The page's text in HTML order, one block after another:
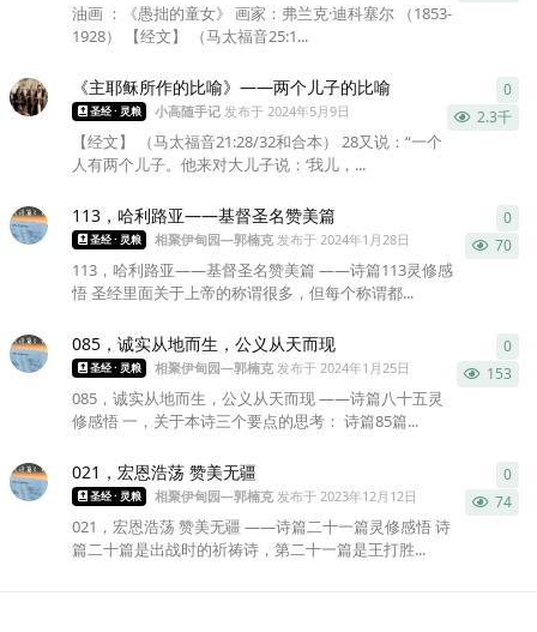
油画 ：《愚拙的童女》 画家：弗兰克·迪科塞尔 （1853-
1928） 【经文】 （马太福音25:1...
《主耶稣所作的比喻》——两个儿子的比喻
圣经 · 灵粮 小高随手记 发布于 2024年5月9日 2.3千
【经文】 （马太福音21:28/32和合本） 28又说：“一个
人有两个儿子。他来对大儿子说：‘我儿，...
0
113，哈利路亚——基督圣名赞美篇
圣经 · 灵粮 相聚伊甸园—郭楠克 发布于 2024年1月28日 70
113，哈利路亚——基督圣名赞美篇 ——诗篇113灵修感
悟 圣经里面关于上帝的称谓很多，但每个称谓都...
0
085，诚实从地而生，公义从天而现
圣经 · 灵粮 相聚伊甸园—郭楠克 发布于 2024年1月25日 153
085，诚实从地而生，公义从天而现 ——诗篇八十五灵
修感悟 一，关于本诗三个要点的思考： 诗篇85篇...
0
021，宏恩浩荡 赞美无疆
圣经 · 灵粮 相聚伊甸园—郭楠克 发布于 2023年12月12日 74
021，宏恩浩荡 赞美无疆 ——诗篇二十一篇灵修感悟 诗
篇二十篇是出战时的祈祷诗，第二十一篇是王打胜...
0